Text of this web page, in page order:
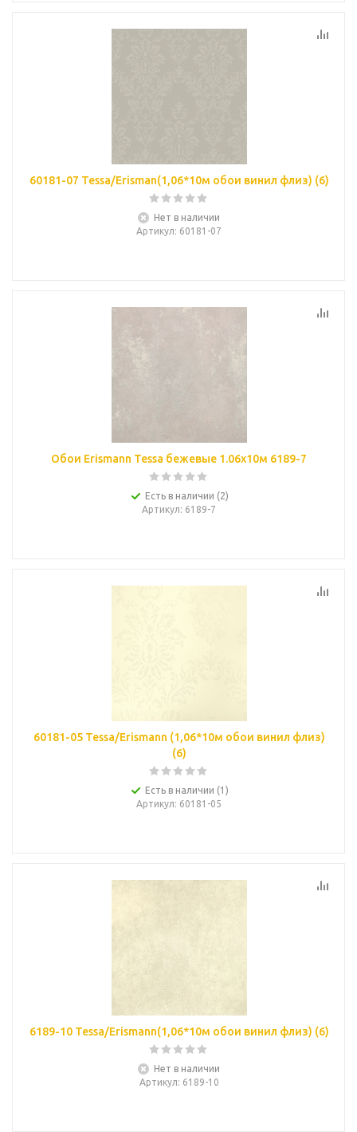
60181-07 Tessa/Erisman(1,06*10м обои винил флиз) (6)
Нет в наличии
Артикул: 60181-07
Обои Erismann Tessa бежевые 1.06х10м 6189-7
Есть в наличии (2)
Артикул: 6189-7
60181-05 Tessa/Erismann (1,06*10м обои винил флиз)
(6)
Есть в наличии (1)
Артикул: 60181-05
6189-10 Tessa/Erismann(1,06*10м обои винил флиз) (6)
Нет в наличии
Артикул: 6189-10